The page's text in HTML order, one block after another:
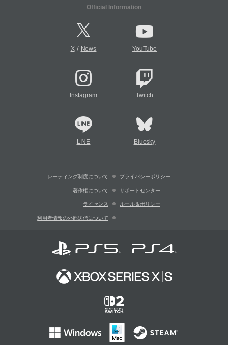
Official Information
X/ News YouTube
Instagram Twitch
LINE Bluesky
レーティング制度について プライバシーポリシー
著作権について サポートセンター
ライセンス ルール＆ポリシー
利用者情報の外部送信について